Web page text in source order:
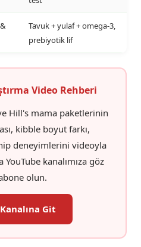
Tavuk + yulaf + omega-3,
prebiyotik lif
Video Rehberi
Hill's mama paketlerinin
kibble boyut farkı,
deneyimlerini videoyla
YouTube kanalımıza göz
olun.
Git